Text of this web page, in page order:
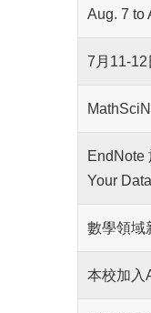
Aug. 7 to
7月11-12
EndNote
Your
數學領域
本校加入